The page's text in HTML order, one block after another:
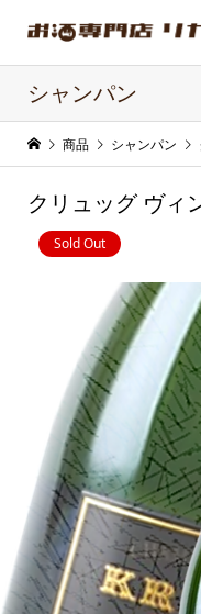
シャンパン
商品 シャンパン
クリュッグ ヴィ
Sold Out